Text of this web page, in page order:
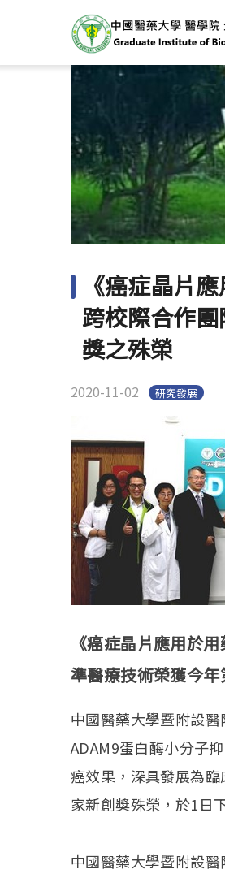
《癌症晶片
跨校際合作
獎之殊榮
2020-11-02 研究發展
《癌症晶片應用於
準醫療技術榮獲今
中國醫藥大學暨附設
ADAM9蛋白酶小分子
癌效果，深具發展為
家新創獎殊榮，於1日
中國醫藥大學暨附設